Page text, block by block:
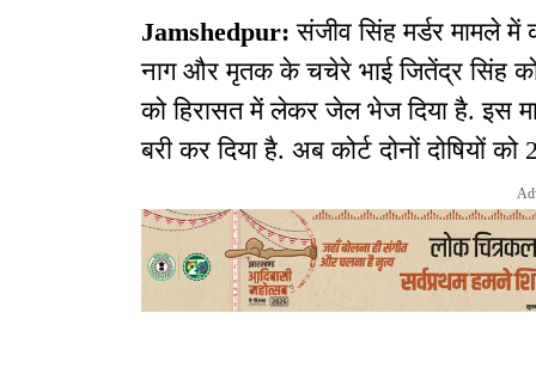
Jamshedpur:संजीव सिंह मर्डर मामले में
नाग और मृतक के चचेरे भाई जितेंद्र सिंह को
को हिरासत में लेकर जेल भेज दिया है. इस
बरी कर दिया है. अब कोर्ट दोनों दोषियों